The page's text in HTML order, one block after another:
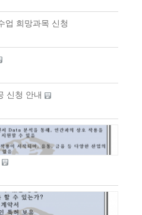
업 희망과목 신청
신청 안내